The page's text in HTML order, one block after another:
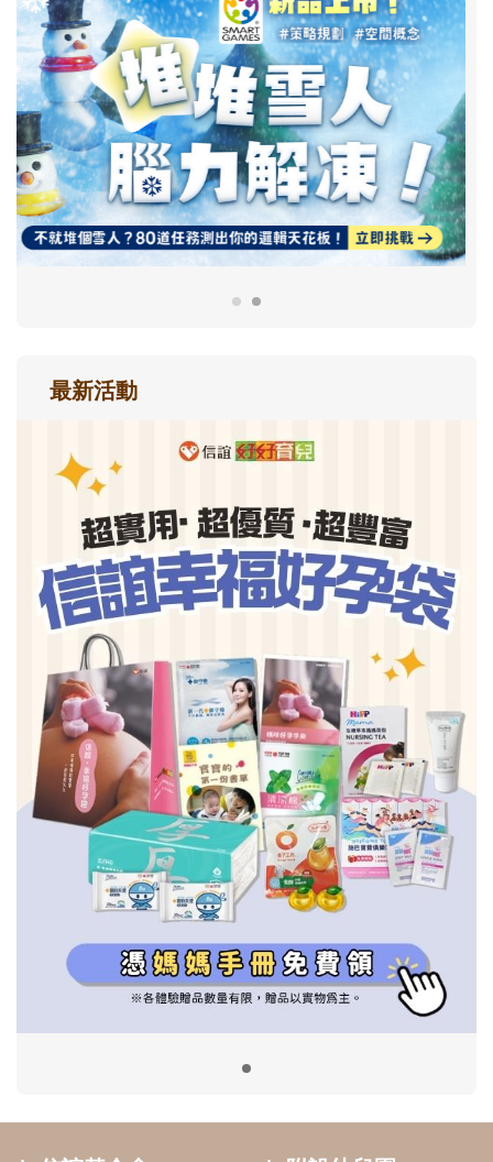
最新活動
信誼基金會
2022信誼年度報告
2023信誼年度報告
2024信誼年度報告
附設幼兒園
小袋鼠幼師網